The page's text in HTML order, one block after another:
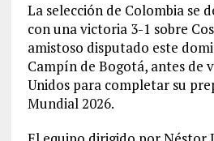
La selección de Colombia se
con una victoria 3-1 sobre
amistoso disputado este
Campín de Bogotá, antes de
Unidos para completar su
Mundial 2026.